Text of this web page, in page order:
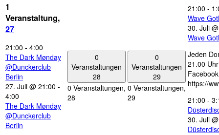
1
Veranstaltung,
27
21:00 - 4:00
The Dark Mønday
@Dunckerclub
Berlin
27. Juli @ 21:00 -
4:00
The Dark Mønday
@Dunckerclub
Berlin
0
Veranstaltungen
28
0 Veranstaltungen,
28
0
Veranstaltungen
29
0 Veranstaltungen,
29
21:00 -
Wave
30. Juli
Wave
Jeden
21.00
https://
21:00 -
30. Juli